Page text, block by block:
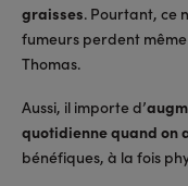
graisses. Pourtant, ce
fumeurs perdent
Thomas.
Aussi, il importe d’
quotidienne quand on
bénéfiques, à la fois